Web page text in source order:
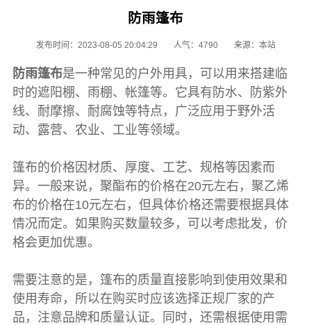
防雨篷布
发布时间：2023-08-05 20:04:29 人气：4790 来源：本站
防雨篷布是一种常见的户外用具，可以用来搭建临
时的遮阳棚、雨棚、帐篷等。它具有防水、防紫外
线、耐摩擦、耐腐蚀等特点，广泛应用于野外活
动、露营、农业、工业等领域。
篷布的价格因材质、厚度、工艺、规格等因素而
异。一般来说，聚酯布的价格在20元左右，聚乙烯
布的价格在10元左右，但具体价格还需要根据具体
情况而定。如果购买数量较多，可以考虑批发，价
格会更加优惠。
需要注意的是， 篷布的质量直接影响到使用效果和
使用寿命，所以在购买时应该选择正规厂家的产
品，注意品牌和质量认证。同时，还需根据使用需